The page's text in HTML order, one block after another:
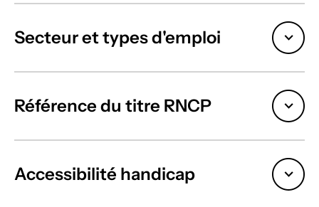
Secteur et types d'emploi
Référence du titre RNCP
Accessibilité handicap